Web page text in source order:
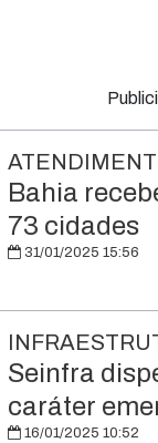
Bahia
73 cidades
31/01/2025 15:56
Seinfra
caráter
16/01/2025 10:52